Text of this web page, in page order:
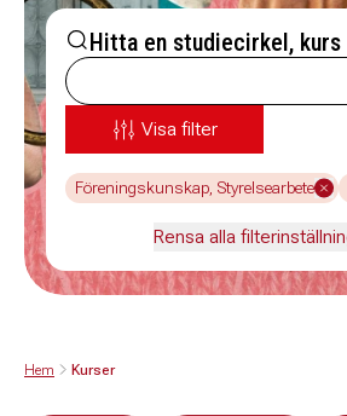
Hitta en studiecirkel,
Visa filter
Föreningskunskap, Styrelsearbete
Rensa alla
Hem Kurser